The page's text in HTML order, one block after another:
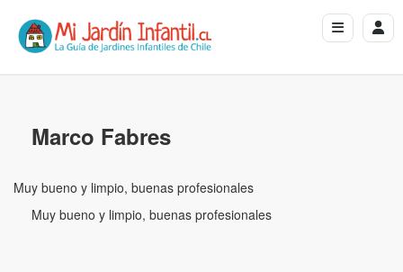
Marco Fabres
Muy bueno y limpio, buenas profesionales
Muy bueno y limpio, buenas profesionales